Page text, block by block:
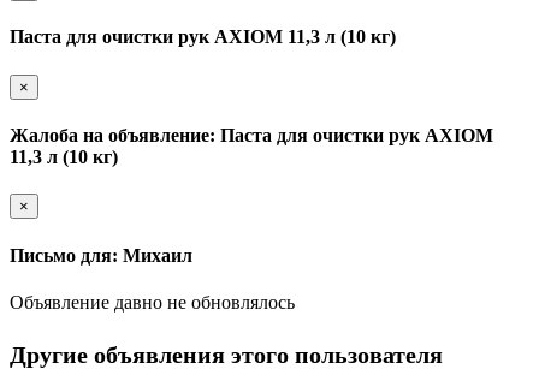
Паста для очистки рук AXIOM 11,3 л (10 кг)
×
Жалоба на объявление: Паста для очистки рук AXIOM
11,3 л (10 кг)
×
Письмо для: Михаил
Объявление давно не обновлялось
Другие объявления этого пользователя